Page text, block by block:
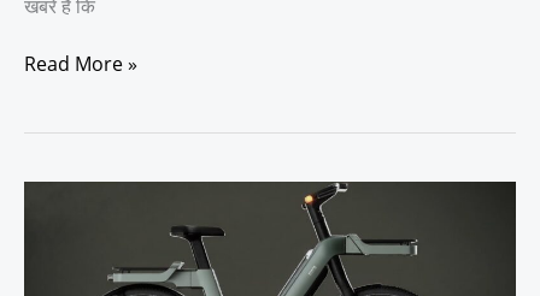
खबरें हैं कि
Read More »